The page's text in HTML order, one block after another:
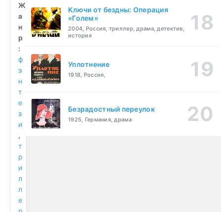
Ж
а
н
р
:
ф
э
н
т
е
з
и
,
т
р
и
л
л
е
Ключи от бездны: Операция
«Голем»
2004, Россия, триллер, драма, детектив,
история
Уплотнение
1918, Россия,
Безрадостный переулок
1925, Германия, драма